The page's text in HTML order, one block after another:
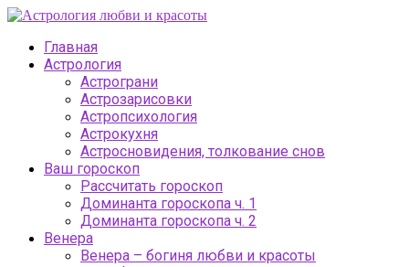
Главная
Астрология
Астрограни
Астрозарисовки
Астропсихология
Астрокухня
Астросновидения, толкование снов
Ваш гороскоп
Рассчитать гороскоп
Доминанта гороскопа ч. 1
Доминанта гороскопа ч. 2
Венера
Венера – богиня любви и красоты